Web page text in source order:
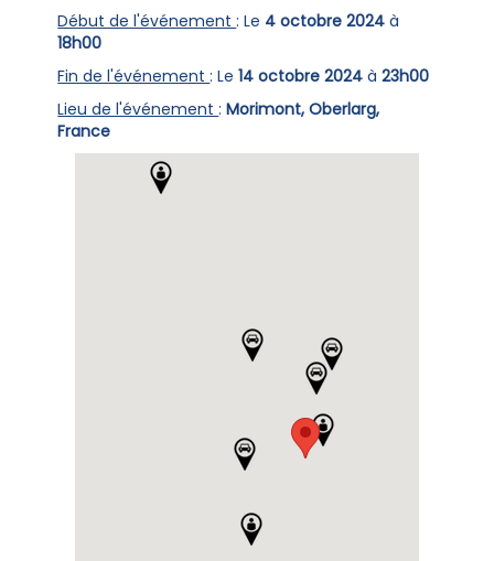
Début de l'événement: Le 4 octobre 2024 à
18h00
Fin de l'événement: Le14 octobre 2024 à23h00
Lieu de l'événement:Morimont, Oberlarg,
France